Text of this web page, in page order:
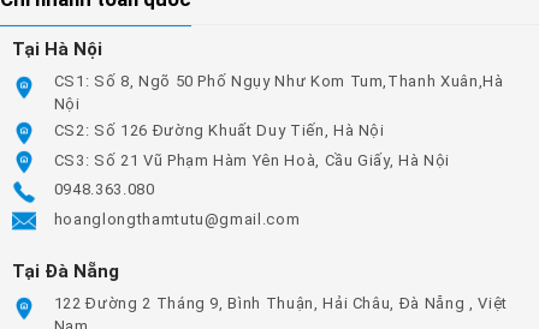
Tại Hà Nội
CS1: Số 8, Ngõ 50 Phố Ngụy Như Kom Tum,Thanh Xuân,Hà
Nội
CS2: Số 126 Đường Khuất Duy Tiến, Hà Nội
CS3: Số 21 Vũ Phạm Hàm Yên Hoà, Cầu Giấy, Hà Nội
0948.363.080
hoanglongthamtutu@gmail.com
Tại Đà Nẵng
122 Đường 2 Tháng 9, Bình Thuận, Hải Châu, Đà Nẵng , Việt